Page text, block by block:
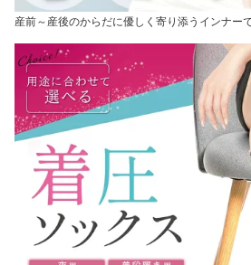
産前～産後のからだに優しく寄り添うインナーで